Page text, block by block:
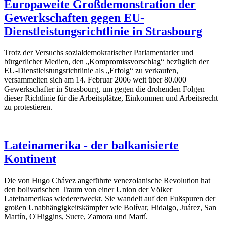
Europaweite Großdemonstration der
Gewerkschaften gegen EU-
Dienstleistungsrichtlinie in Strasbourg
Trotz der Versuchs sozialdemokratischer Parlamentarier und
bürgerlicher Medien, den „Kompromissvorschlag“ bezüglich der
EU-Dienstleistungsrichtlinie als „Erfolg“ zu verkaufen,
versammelten sich am 14. Februar 2006 weit über 80.000
Gewerkschafter in Strasbourg, um gegen die drohenden Folgen
dieser Richtlinie für die Arbeitsplätze, Einkommen und Arbeitsrecht
zu protestieren.
Lateinamerika - der balkanisierte
Kontinent
Die von Hugo Chávez angeführte venezolanische Revolution hat
den bolivarischen Traum von einer Union der Völker
Lateinamerikas wiedererweckt. Sie wandelt auf den Fußspuren der
großen Unabhängigkeitskämpfer wie Bolívar, Hidalgo, Juárez, San
Martín, O'Higgins, Sucre, Zamora und Martí.